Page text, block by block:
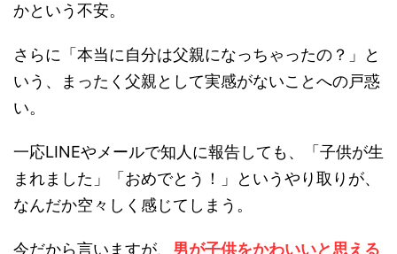
かという不安。
さらに「本当に自分は父親になっちゃったの？」と
いう、まったく父親として実感がないことへの戸惑
い。
一応LINEやメールで知人に報告しても、「子供が生
まれました」「おめでとう！」というやり取りが、
なんだか空々しく感じてしまう。
今だから言いますが、 男が子供をかわいいと思える